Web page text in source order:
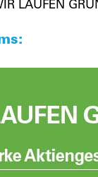
LAUFEN